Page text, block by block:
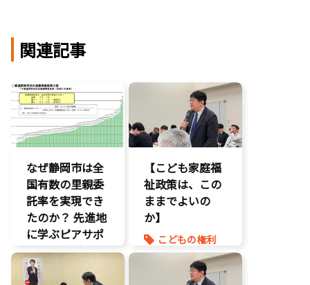
関連記事
なぜ静岡市は全
国有数の里親委
託率を実現でき
たのか？ 先進地
に学ぶピアサポ
ートと支援体制
の核心
【こども家庭福
祉政策は、この
ままでよいの
か】
こどもの権利
こども政策
命を守る